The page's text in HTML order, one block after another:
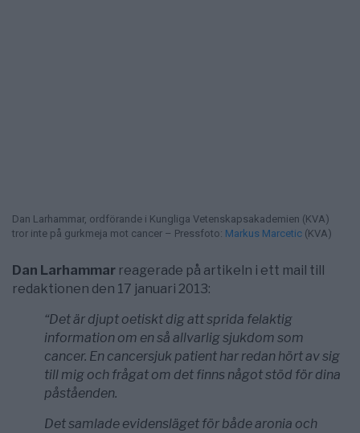
Dan Larhammar, ordförande i Kungliga Vetenskapsakademien (KVA)
tror inte på gurkmeja mot cancer – Pressfoto: Markus Marcetic (KVA)
Dan Larhammar reagerade på artikeln i ett mail till
redaktionen den 17 januari 2013:
“Det är djupt oetiskt dig att sprida felaktig
information om en så allvarlig sjukdom som
cancer. En cancersjuk patient har redan hört av sig
till mig och frågat om det finns något stöd för dina
påståenden.
Det samlade evidensläget för både aronia och